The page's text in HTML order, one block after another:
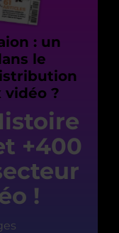
: un
le
vidéo ?
+400
!